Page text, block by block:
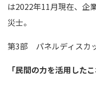
は2022年11月現在、企
災士。
第3部 パネルディスカ
「民間の力を活用した